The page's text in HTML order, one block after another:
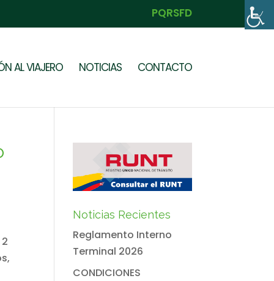
PQRSFD
AL VIAJERO NOTICIAS CONTACTO
Noticias Recientes
Reglamento Interno
Terminal 2026
CONDICIONES